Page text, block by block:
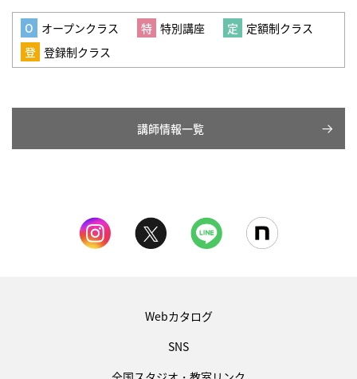
オープンクラス 特別講座
定額制クラス
登録制クラス
講師情報一覧
Webカタログ
SNS